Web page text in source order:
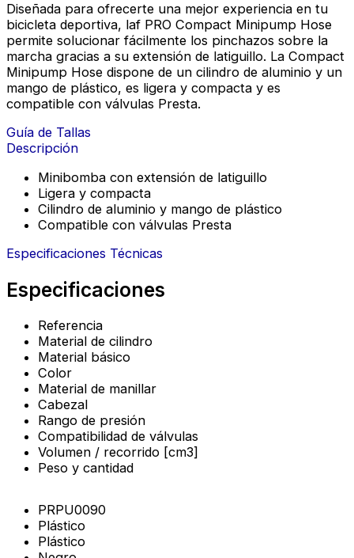
Diseñada para ofrecerte una mejor experiencia en tu
bicicleta deportiva, laf PRO Compact Minipump Hose
permite solucionar fácilmente los pinchazos sobre la
marcha gracias a su extensión de latiguillo. La Compact
Minipump Hose dispone de un cilindro de aluminio y un
mango de plástico, es ligera y compacta y es
compatible con válvulas Presta.
Guía de Tallas
Descripción
Minibomba con extensión de latiguillo
Ligera y compacta
Cilindro de aluminio y mango de plástico
Compatible con válvulas Presta
Especificaciones Técnicas
Especificaciones
Referencia
Material de cilindro
Material básico
Color
Material de manillar
Cabezal
Rango de presión
Compatibilidad de válvulas
Volumen / recorrido [cm3]
Peso y cantidad
PRPU0090
Plástico
Plástico